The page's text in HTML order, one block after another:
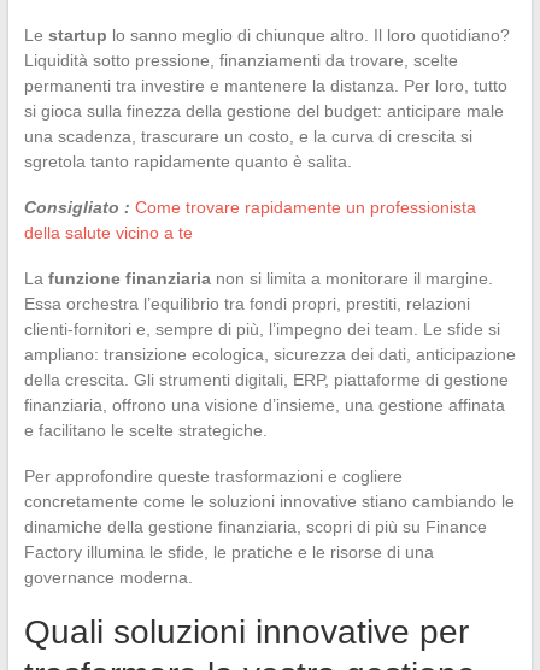
Le startup lo sanno meglio di chiunque altro. Il loro quotidiano?
Liquidità sotto pressione, finanziamenti da trovare, scelte
permanenti tra investire e mantenere la distanza. Per loro, tutto
si gioca sulla finezza della gestione del budget: anticipare male
una scadenza, trascurare un costo, e la curva di crescita si
sgretola tanto rapidamente quanto è salita.
Consigliato : Come trovare rapidamente un professionista
della salute vicino a te
La funzione finanziarianon si limita a monitorare il margine.
Essa orchestra l’equilibrio tra fondi propri, prestiti, relazioni
clienti-fornitori e, sempre di più, l’impegno dei team. Le sfide si
ampliano: transizione ecologica, sicurezza dei dati, anticipazione
della crescita. Gli strumenti digitali, ERP, piattaforme di gestione
finanziaria, offrono una visione d’insieme, una gestione affinata
e facilitano le scelte strategiche.
Per approfondire queste trasformazioni e cogliere
concretamente come le soluzioni innovative stiano cambiando le
dinamiche della gestione finanziaria, scopri di più su Finance
Factory illumina le sfide, le pratiche e le risorse di una
governance moderna.
Quali soluzioni innovative per